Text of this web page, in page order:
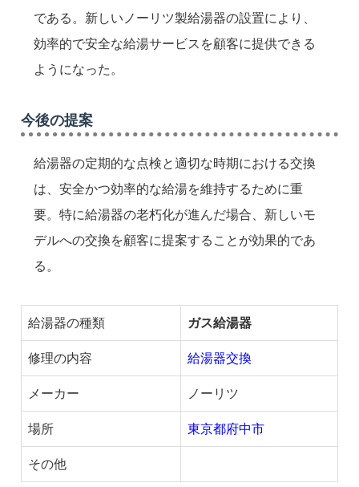
である。新しいノーリツ製給湯器の設置により、
効率的で安全な給湯サービスを顧客に提供できる
ようになった。
今後の提案
給湯器の定期的な点検と適切な時期における交換
は、安全かつ効率的な給湯を維持するために重
要。特に給湯器の老朽化が進んだ場合、新しいモ
デルへの交換を顧客に提案することが効果的であ
る。
給湯器の種類 ガス給湯器
修理の内容 給湯器交換
メーカー ノーリツ
場所 東京都府中市
その他